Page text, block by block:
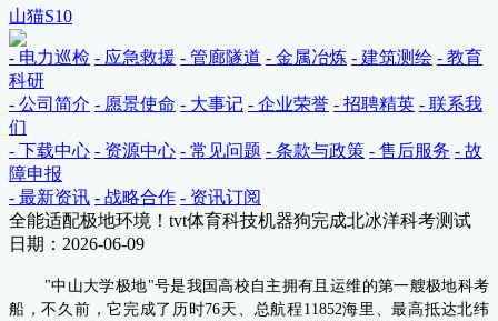
山猫S10
- 电力巡检 - 应急救援 - 管廊隧道 - 金属冶炼 - 建筑测绘 - 教育
科研
- 公司简介 - 愿景使命 - 大事记 - 企业荣誉 - 招聘精英 - 联系我
们
- 下载中心 - 资源中心 - 常见问题 - 条款与政策 - 售后服务 - 故
障申报
- 最新资讯 - 战略合作 - 资讯订阅
全能适配极地环境！tvt体育科技机器狗完成北冰洋科考测试
日期：2026-06-09
"中山大学极地"号是我国高校自主拥有且运维的第一艘极地科考
船，不久前，它完成了历时76天、总航程11852海里、最高抵达北纬